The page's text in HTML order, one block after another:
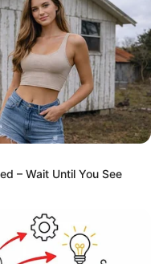
– Wait Until You See